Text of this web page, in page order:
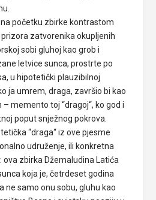
na početku zbirke kontrastom
zatvorenika okupljenih
sobi gluhoj kao grob i
letvice sunca, prostrte po
u hipotetički plauzibilnoj
ja umrem, draga, završio bi kao
memento toj “dragoj“, ko god i
poput snježnog pokrova.
“draga“ iz ove pjesme
udruženje, ili konkretna
ova zbirka Džemaludina Latića
koja je, četrdeset godina
ne samo onu sobu, gluhu kao